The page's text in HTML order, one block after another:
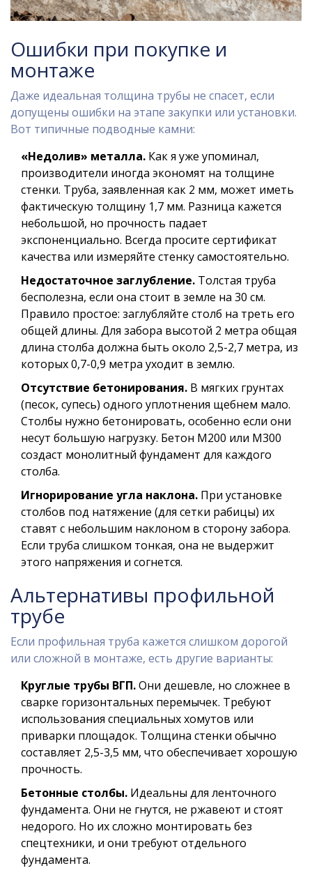
Ошибки при покупке и
монтаже
Даже идеальная толщина трубы не спасет, если
допущены ошибки на этапе закупки или установки.
Вот типичные подводные камни:
«Недолив» металла. Как я уже упоминал,
производители иногда экономят на толщине
стенки. Труба, заявленная как 2 мм, может иметь
фактическую толщину 1,7 мм. Разница кажется
небольшой, но прочность падает
экспоненциально. Всегда просите сертификат
качества или измеряйте стенку самостоятельно.
Недостаточное заглубление. Толстая труба
бесполезна, если она стоит в земле на 30 см.
Правило простое: заглубляйте столб на треть его
общей длины. Для забора высотой 2 метра общая
длина столба должна быть около 2,5-2,7 метра, из
которых 0,7-0,9 метра уходит в землю.
Отсутствие бетонирования. В мягких грунтах
(песок, супесь) одного уплотнения щебнем мало.
Столбы нужно бетонировать, особенно если они
несут большую нагрузку. Бетон М200 или М300
создаст монолитный фундамент для каждого
столба.
Игнорирование угла наклона. При установке
столбов под натяжение (для сетки рабицы) их
ставят с небольшим наклоном в сторону забора.
Если труба слишком тонкая, она не выдержит
этого напряжения и согнется.
Альтернативы профильной
трубе
Если профильная труба кажется слишком дорогой
или сложной в монтаже, есть другие варианты:
Круглые трубы ВГП.Они дешевле, но сложнее в
сварке горизонтальных перемычек. Требуют
использования специальных хомутов или
приварки площадок. Толщина стенки обычно
составляет 2,5-3,5 мм, что обеспечивает хорошую
прочность.
Бетонные столбы. Идеальны для ленточного
фундамента. Они не гнутся, не ржавеют и стоят
недорого. Но их сложно монтировать без
спецтехники, и они требуют отдельного
фундамента.